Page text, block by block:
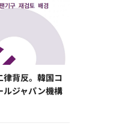
律背反。韓国コ
ルジャパン機構